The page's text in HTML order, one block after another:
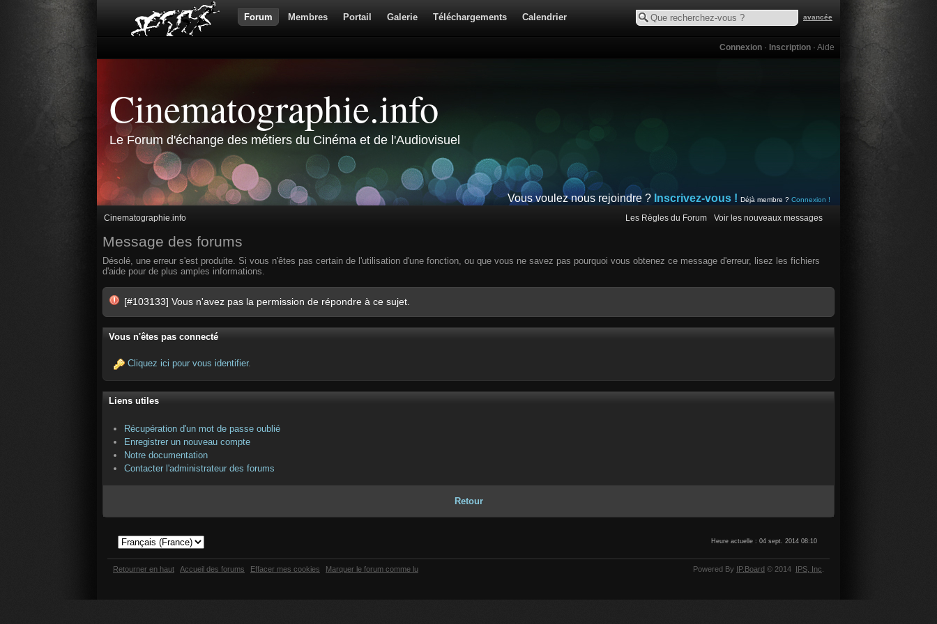
avancée
Forum Membres Portail Galerie Téléchargements Calendrier
Connexion · Inscription · Aide
Cinematographie.info
Le Forum d'échange des métiers du Cinéma et de l'Audiovisuel
Vous voulez nous rejoindre ? Inscrivez-vous ! Déjà membre ? Connexion !
Cinematographie.info Les Règles du Forum Voir les nouveaux messages
Message des forums
Désolé, une erreur s'est produite. Si vous n'êtes pas certain de l'utilisation d'une fonction, ou que vous ne savez pas pourquoi vous obtenez ce message d'erreur, lisez les fichiers
d'aide pour de plus amples informations.
[#103133] Vous n'avez pas la permission de répondre à ce sujet.
Vous n'êtes pas connecté
Cliquez ici pour vous identifier.
Liens utiles
Récupération d'un mot de passe oublié
Enregistrer un nouveau compte
Notre documentation
Contacter l'administrateur des forums
Retour
Heure actuelle : 04 sept. 2014 08:10
Retourner en haut Accueil des forums Effacer mes cookies Marquer le forum comme lu Powered By IP.Board © 2014 IPS, Inc